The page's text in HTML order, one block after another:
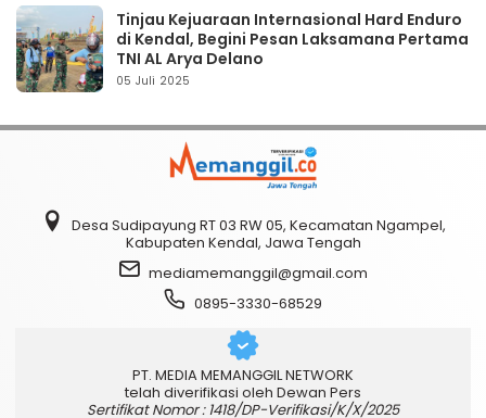
Tinjau Kejuaraan Internasional Hard Enduro
di Kendal, Begini Pesan Laksamana Pertama
TNI AL Arya Delano
05 Juli 2025
Desa Sudipayung RT 03 RW 05, Kecamatan Ngampel,
Kabupaten Kendal, Jawa Tengah
mediamemanggil@gmail.com
0895-3330-68529
PT. MEDIA MEMANGGIL NETWORK
telah diverifikasi oleh Dewan Pers
Sertifikat Nomor : 1418/DP-Verifikasi/K/X/2025